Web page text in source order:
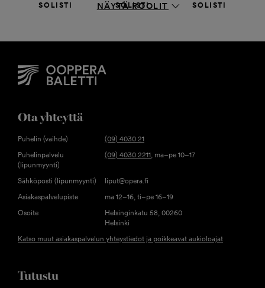
NÄYTÄ ROOLIT
SOLISTI SOLISTI SOLISTI
SOLISTI
Anna Barletta
SOLISTI
Jere Hölttä Laura Pörsti
Ota yhteyttä
Puhelin (vaihde)
(09) 4030 21
Puhelinpalvelu
(lipunmyynti)
(09) 4030 2211, ma–pe 10–17
Sähköposti (lipunmyynti)
liput@opera.fi
Asiakaspalvelupiste
ma 12–16, ti–pe 16–19
Osoite
Helsinginkatu 58, 00260
Helsinki
Katso muut asiakaspalvelun yhteystiedot ja poikkeavat aukioloajat
Tutustu